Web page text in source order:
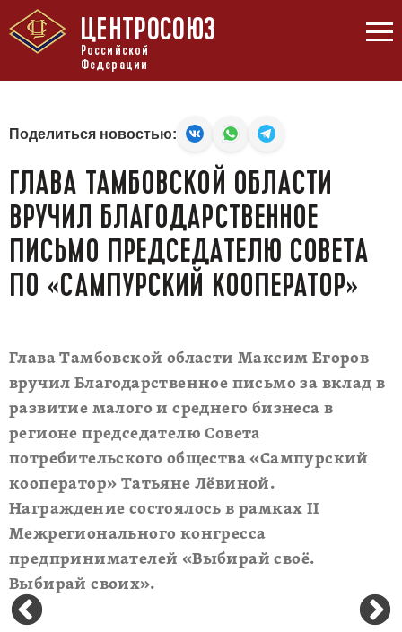
ЦЕНТРОСОЮЗ
Российской
Федерации
Поделиться новостью:
ГЛАВА ТАМБОВСКОЙ ОБЛАСТИ
ВРУЧИЛ БЛАГОДАРСТВЕННОЕ
ПИСЬМО ПРЕДСЕДАТЕЛЮ СОВЕТА
ПО «САМПУРСКИЙ КООПЕРАТОР»
Глава Тамбовской области Максим Егоров
вручил Благодарственное письмо за вклад в
развитие малого и среднего бизнеса в
регионе председателю Совета
потребительского общества «Сампурский
кооператор» Татьяне Лёвиной.
Награждение состоялось в рамках II
Межрегионального конгресса
предпринимателей «Выбирай своё.
Выбирай своих».